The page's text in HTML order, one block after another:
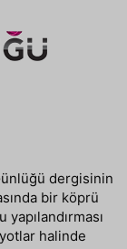
dergisinin
bir köprü
yapılandırması
halinde